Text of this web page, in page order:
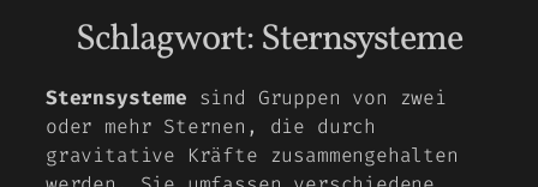
Schlagwort:Sternsysteme
Sternsysteme sind Gruppen von zwei
oder mehr Sternen, die durch
gravitative Kräfte zusammengehalten